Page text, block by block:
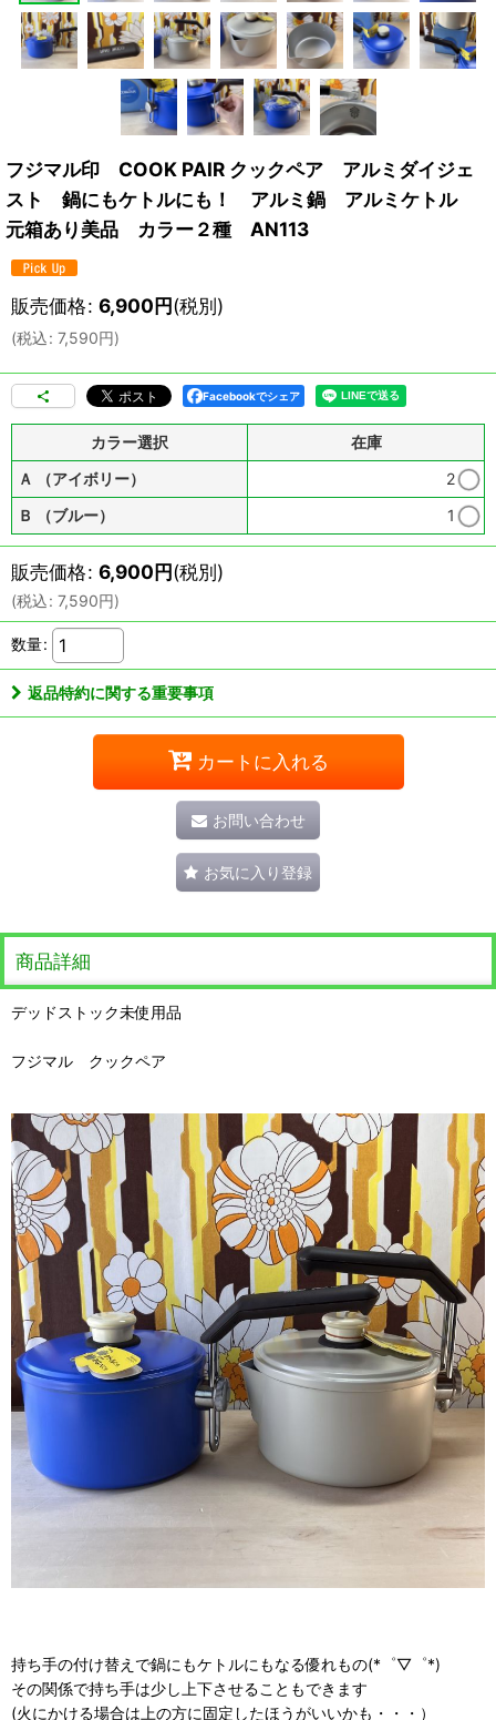
フジマル印 COOK PAIR クックペア アルミダイジェ
スト 鍋にもケトルにも！ アルミ鍋 アルミケトル
元箱あり美品 カラー２種 AN113
販売価格: 6,900円(税別)
(税込: 7,590円)
Facebookでシェア
カラー選択
在庫
Ａ （アイボリー）
2
Ｂ （ブルー）
1
販売価格: 6,900円(税別)
(税込: 7,590円)
数量:
返品特約に関する重要事項
カートに入れる
お問い合わせ
お気に入り登録
商品詳細
デッドストック未使用品
フジマル クックペア
持ち手の付け替えで鍋にもケトルにもなる優れもの(*゜▽゜*)
その関係で持ち手は少し上下させることもできます
(火にかける場合は上の方に固定したほうがいいかも・・・）